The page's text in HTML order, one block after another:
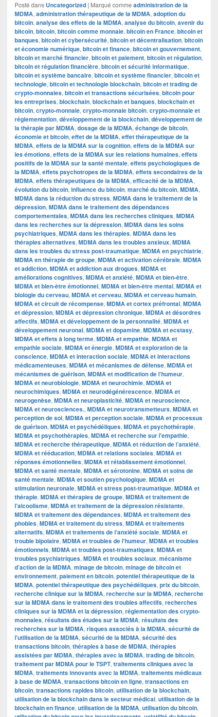
Posté dans Uncategorized | Marqué comme administration de la
MDMA, administration thérapeutique de la MDMA, adoption du
bitcoin, analyse des effets de la MDMA, analyse du bitcoin, avenir du
bitcoin, bitcoin, bitcoin comme monnaie, bitcoin en France, bitcoin et
banques, bitcoin et cybersécurité, bitcoin et décentralisation, bitcoin
et économie numérique, bitcoin et finance, bitcoin et gouvernement,
bitcoin et marché financier, bitcoin et paiement, bitcoin et régulation,
bitcoin et régulation financière, bitcoin et sécurité informatique,
bitcoin et système bancaire, bitcoin et système financier, bitcoin et
technologie, bitcoin et technologie blockchain, bitcoin et trading de
crypto-monnaies, bitcoin et transactions sécurisées, bitcoin pour
les entreprises, blockchain, blockchain et banques, blockchain et
bitcoin, crypto-monnaie, crypto-monnaie bitcoin, crypto-monnaie et
réglementation, développement de la blockchain, développement de
la thérapie par MDMA, dosage de la MDMA, échange de bitcoin,
économie et bitcoin, effet de la MDMA, effet thérapeutique de la
MDMA, effets de la MDMA sur la cognition, effets de la MDMA sur
les émotions, effets de la MDMA sur les relations humaines, effets
positifs de la MDMA sur la santé mentale, effets psychologiques de
la MDMA, effets psychotropes de la MDMA, effets secondaires de la
MDMA, effets thérapeutiques de la MDMA, efficacité de la MDMA,
évolution du bitcoin, influence du bitcoin, marché du bitcoin, MDMA,
MDMA dans la réduction du stress, MDMA dans le traitement de la
dépression, MDMA dans le traitement des dépendances
comportementales, MDMA dans les recherches cliniques, MDMA
dans les recherches sur la dépression, MDMA dans les soins
psychiatriques, MDMA dans les thérapies, MDMA dans les
thérapies alternatives, MDMA dans les troubles anxieux, MDMA
dans les troubles du stress post-traumatique, MDMA en psychiatrie,
MDMA en thérapie de groupe, MDMA et activation cérébrale, MDMA
et addiction, MDMA et addiction aux drogues, MDMA et
améliorations cognitives, MDMA et anxiété, MDMA et bien-être,
MDMA et bien-être émotionnel, MDMA et bien-être mental, MDMA et
biologie du cerveau, MDMA et cerveau, MDMA et cerveau humain,
MDMA et circuit de récompense, MDMA et cortex préfrontal, MDMA
et dépression, MDMA et dépression chronique, MDMA et désordres
affectifs, MDMA et développement de la personnalité, MDMA et
développement neuronal, MDMA et dopamine, MDMA et ecstasy,
MDMA et effets à long terme, MDMA et empathie, MDMA et
empathie sociale, MDMA et énergie, MDMA et exploration de la
conscience, MDMA et interaction sociale, MDMA et interactions
médicamenteuses, MDMA et mécanismes de défense, MDMA et
mécanismes de guérison, MDMA et modification de l’humeur,
MDMA et neurobiologie, MDMA et neurochimie, MDMA et
neurochimiques, MDMA et neurodégénérescence, MDMA et
neurogenèse, MDMA et neuroplasticité, MDMA et neuroscience,
MDMA et neurosciences., MDMA et neurotransmetteurs, MDMA et
perception de soi, MDMA et perception sociale, MDMA et processus
de guérison, MDMA et psychédéliques, MDMA et psychothérapie,
MDMA et psychothérapies, MDMA et recherche sur l'empathie,
MDMA et recherche thérapeutique, MDMA et réduction de l’anxiété,
MDMA et rééducation, MDMA et relations sociales, MDMA et
réponses émotionnelles, MDMA et rétablissement émotionnel,
MDMA et santé mentale, MDMA et sérotonine, MDMA et soins de
santé mentale, MDMA et soutien psychologique, MDMA et
stimulation neuronale, MDMA et stress post-traumatique, MDMA et
thérapie, MDMA et thérapies de groupe, MDMA et traitement de
l’alcoolisme, MDMA et traitement de la dépression résistante,
MDMA et traitement des dépendances, MDMA et traitement des
phobies, MDMA et traitement du stress, MDMA et traitements
alternatifs, MDMA et traitements de l’anxiété sociale, MDMA et
trouble bipolaire, MDMA et troubles de l'humeur, MDMA et troubles
émotionnels, MDMA et troubles post-traumatiques, MDMA et
troubles psychiatriques, MDMA et troubles sociaux, mécanisme
d’action de la MDMA, minage de bitcoin, minage de bitcoin et
environnement, paiement en bitcoin, potentiel thérapeutique de la
MDMA, potentiel thérapeutique des psychédéliques, prix du bitcoin,
recherche clinique sur la MDMA, recherche sur la MDMA, recherche
sur la MDMA dans le traitement des troubles affectifs, recherches
cliniques sur la MDMA et la dépression, réglementation des crypto-
monnaies, résultats des études sur la MDMA, résultats des
recherches sur la MDMA, risques associés à la MDMA, sécurité de
l'utilisation de la MDMA, sécurité de la MDMA, sécurité des
transactions bitcoin, thérapies à base de MDMA, thérapies
assistées par MDMA, thérapies avec la MDMA, trading de bitcoin,
traitement par MDMA pour le TSPT, traitements cliniques avec la
MDMA, traitements innovants avec la MDMA, traitements médicaux
à base de MDMA, transactions bitcoin en ligne, transactions en
bitcoin, transactions rapides bitcoin, utilisation de la blockchain,
utilisation de la blockchain dans le secteur médical, utilisation de la
blockchain en finance, utilisation de la MDMA, utilisation du bitcoin,